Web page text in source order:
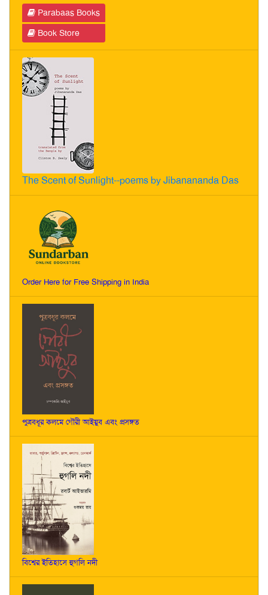
Parabaas Books
Book Store
The Scent of Sunlight--poems by Jibanananda Das
Order Here for Free Shipping in India
পুত্রবধূর কলমে গৌরী আইয়ুব এবং প্রসঙ্গত
বিশ্বের ইতিহাসে হুগলি নদী